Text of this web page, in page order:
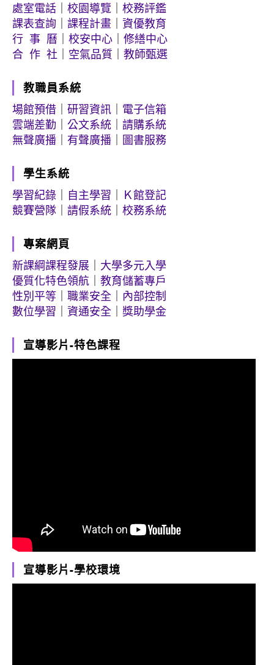
處室電話
校園導覽
校務評鑑
課表查詢
課程計畫
資優教育
行 事 曆
校安中心
修繕中心
合 作 社
空氣品質 教師甄選
教職員系統
場館預借
研習資訊
電子信箱
雲端差勤
公文系統
請購系統
無聲廣播
有聲廣播 圖書服務
學生系統
學習紀錄
自主學習
Ｋ館登記
競賽營隊
請假系統 校務系統
專案網頁
新課綱課程發展
大學多元入學
優質化特色領航
教育儲蓄專戶
性別平等
職業安全
內部控制
數位學習
資通安全 獎助學金
宣導影片-特色課程
宣導影片-學校環境